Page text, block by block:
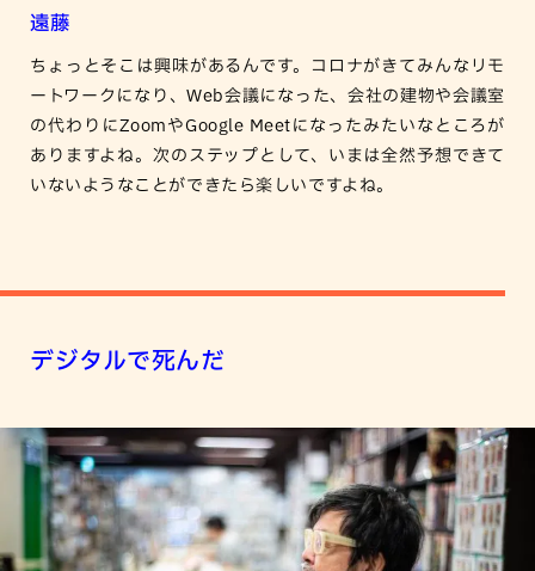
遠藤
ちょっとそこは興味があるんです。コロナがきてみんなリモ
ートワークになり、Web会議になった、会社の建物や会議室
の代わりにZoomやGoogle Meetになったみたいなところが
ありますよね。次のステップとして、いまは全然予想できて
いないようなことができたら楽しいですよね。
デジタルで死んだ